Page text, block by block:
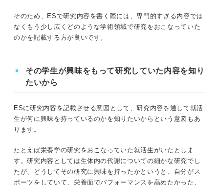
そのため、ESで研究内容を書く際には、専門的すぎる内容では
なくもう少し広くどのような学術領域で研究をおこなっていた
のかを記載する方が良いです。
その学生が興味をもって研究していた内容を知り
たいから
ESに研究内容を記載させる意図として、研究内容を通して就活
生が何に興味を持っているのかを知りたいからという意図もあ
ります。
たとえば栄養学の研究をおこなっていた就活生がいたとしま
す。研究内容としては生体内の代謝についての細かな研究でし
たが、どうしてその研究に興味を持ったかというと、自分がス
ポーツをしていて、栄養面でパフォーマンスを高めたかった、